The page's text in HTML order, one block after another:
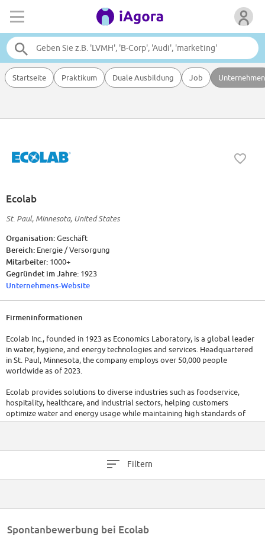
Startseite Praktikum Duale Ausbildung Job Unternehmen
Ecolab
St. Paul, Minnesota, United States
Organisation:Geschäft
Bereich: Energie / Versorgung
Mitarbeiter: 1000+
Gegründet im Jahre: 1923
Unternehmens-Website
Firmeninformationen
Ecolab Inc., founded in 1923 as Economics Laboratory, is a global leader
in water, hygiene, and energy technologies and services. Headquartered
in St. Paul, Minnesota, the company employs over 50,000 people
worldwide as of 2023.
Ecolab provides solutions to diverse industries such as foodservice,
hospitality, healthcare, and industrial sectors, helping customers
optimize water and energy usage while maintaining high standards of
cleanliness and sustainability. In 2022, the company reported a total
Filtern
Spontanbewerbung bei Ecolab